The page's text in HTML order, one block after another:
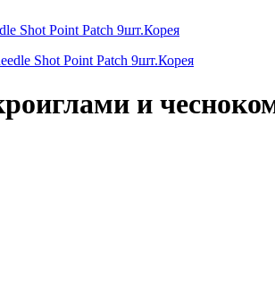
Shot Point Patch 9шт.Корея
и